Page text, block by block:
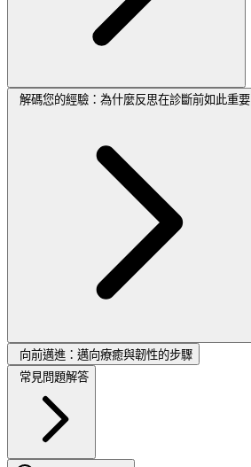
解碼您的經驗：為什麼反思在診斷前如此重要
向前邁進：邁向療癒與韌性的步驟
常見問題解答